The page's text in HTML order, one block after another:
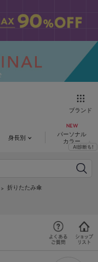
ブランド
身長別
パーソナル
カラー
折りたたみ傘